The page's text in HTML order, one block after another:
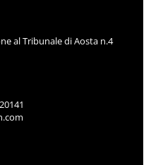
al Tribunale di Aosta n.4